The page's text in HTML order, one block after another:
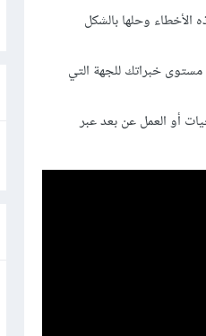
الأخطاء وحلها بالشكل
خبراتك للجهة التي
أو العمل عن بعد عبر